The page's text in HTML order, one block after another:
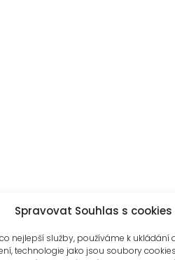
Spravovat Souhlas s cookies
nejlepší služby, používáme k ukládání
technologie jako jsou soubory